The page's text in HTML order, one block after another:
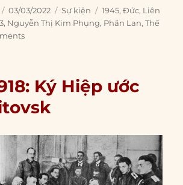
Posted
on
03/03/2022 Categories
Sự kiện Tags
1945,Đức, Liên
, Nguyễn Thị Kim Phụng, Phần Lan,Thế
Ký Hiệp ước